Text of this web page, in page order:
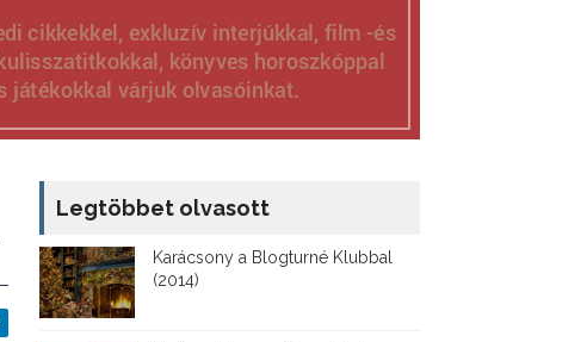
Legtöbbet olvasott
Karácsony a Blogturné Klubbal
(2014)